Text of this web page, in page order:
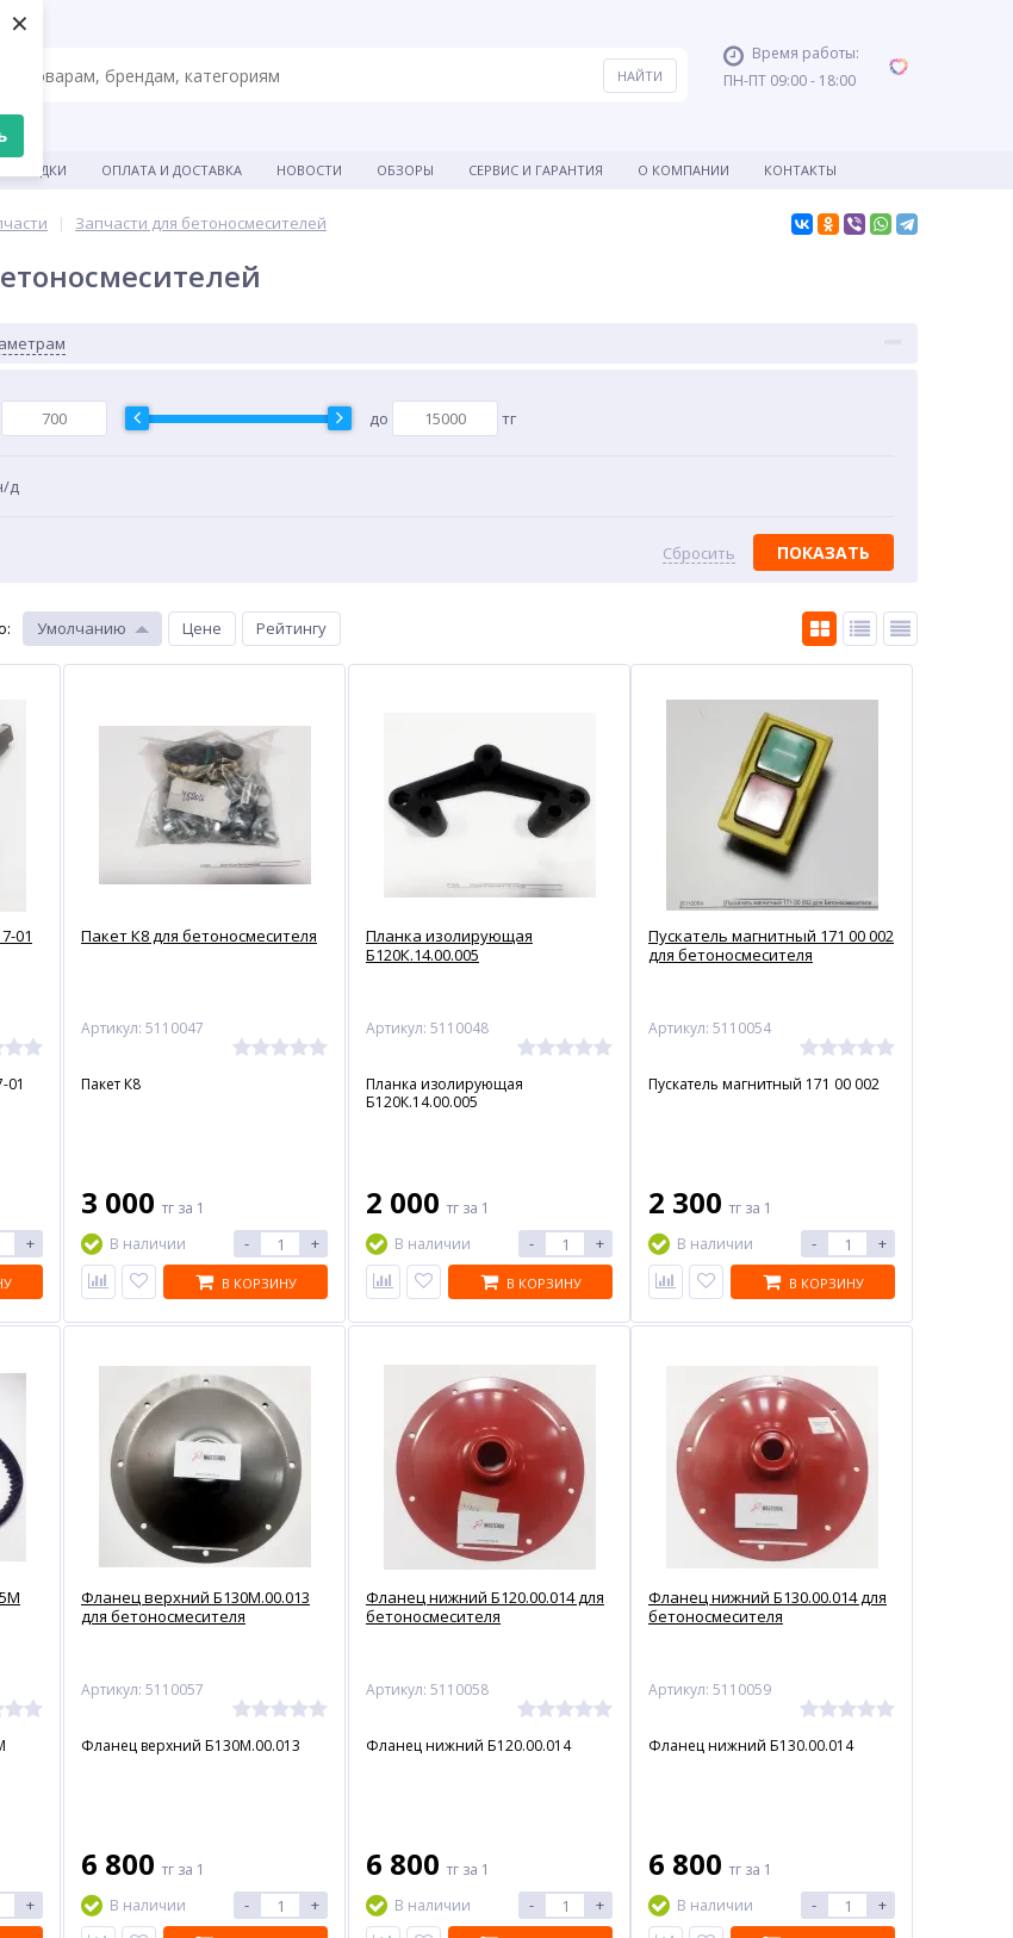
×
Время работы:
ПН-ПТ 09:00 - 18:00
И СКИДКИ ОПЛАТА И ДОСТАВКА НОВОСТИ ОБЗОРЫ СЕРВИС И ГАРАНТИЯ О КОМПАНИИ КОНТАКТЫ
Запчасти для бетоносмесителей
до тг
д
ПОКАЗАТЬ
Сбросить
: Умолчанию Цене Рейтингу
01
01
+
Пакет К8 для бетоносмесителя
Артикул: 5110047
Пакет К8
3 000 тг за 1
В наличии
- +
В КОРЗИНУ
Планка изолирующая
Б120К.14.00.005
Артикул: 5110048
Планка изолирующая
Б120К.14.00.005
2 000 тг за 1
В наличии
- +
В КОРЗИНУ
Пускатель магнитный 171 00 002
для бетоносмесителя
Артикул: 5110054
Пускатель магнитный 171 00 002
2 300 тг за 1
В наличии
- +
В КОРЗИНУ
+
Фланец верхний Б130М.00.013
для бетоносмесителя
Артикул: 5110057
Фланец верхний Б130М.00.013
6 800 тг за 1
В наличии
- +
Фланец нижний Б120.00.014 для
бетоносмесителя
Артикул: 5110058
Фланец нижний Б120.00.014
6 800 тг за 1
В наличии
- +
Фланец нижний Б130.00.014 для
бетоносмесителя
Артикул: 5110059
Фланец нижний Б130.00.014
6 800 тг за 1
В наличии
- +